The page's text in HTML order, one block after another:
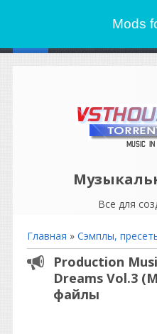
Все для
Главная » Сэмплы,
Production
Dreams Vol.3
файлы
Mods